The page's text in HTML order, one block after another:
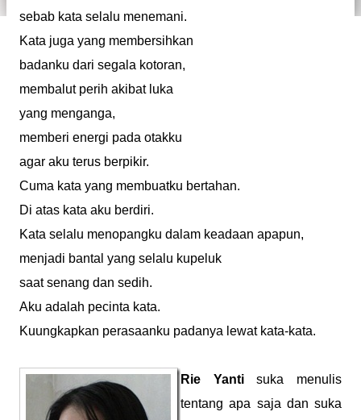
sebab kata selalu menemani.
Kata juga yang membersihkan
badanku dari segala kotoran,
membalut perih akibat luka
yang menganga,
memberi energi pada otakku
agar aku terus berpikir.
Cuma kata yang membuatku bertahan.
Di atas kata aku berdiri.
Kata selalu menopangku dalam keadaan apapun,
menjadi bantal yang selalu kupeluk
saat senang dan sedih.
Aku adalah pecinta kata.
Kuungkapkan perasaanku padanya lewat kata-kata.
Rie Yantisuka menulis
tentang apa saja dan suka